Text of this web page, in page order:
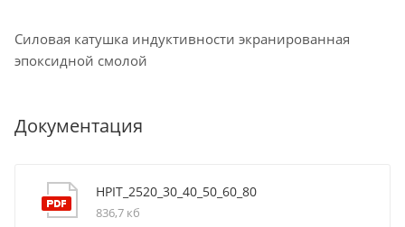
Силовая катушка индуктивности экранированная
эпоксидной смолой
Документация
HPIT_2520_30_40_50_60_80
836,7 кб